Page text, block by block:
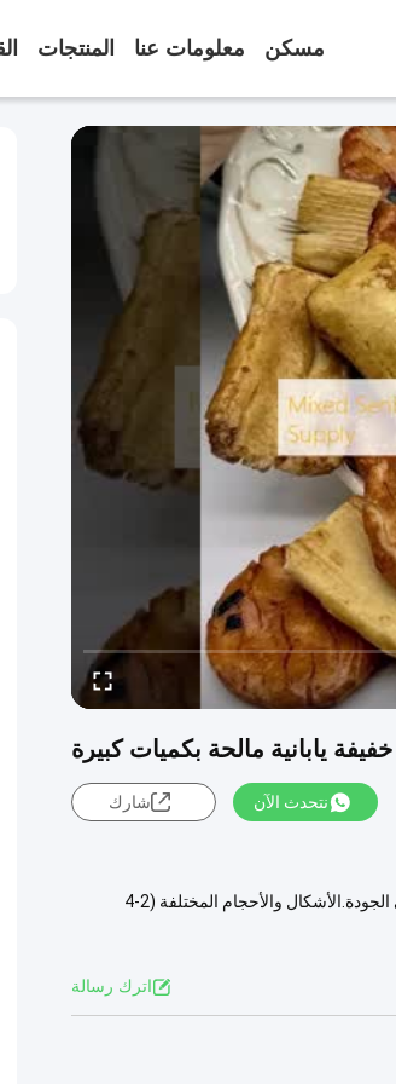
مسكن معلومات عنا المنتجات
نتحدث الآن شارك
بلديكعك الأرز المختلطهي مزيج رائع من الوجبات الخفيفة الحمراء الذهبية الصافية المصنوعة من الأرز عالي الجودة.الأشكال والأحجام المختلفة (2-4
اترك رسالة